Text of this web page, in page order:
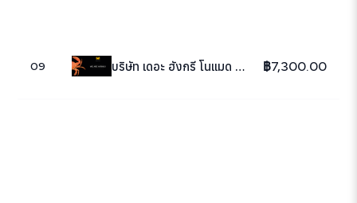
09 บริษัท เดอะ ฮังกรี โนแมด Ministry Of Crab Bangkok ฿7,300.00